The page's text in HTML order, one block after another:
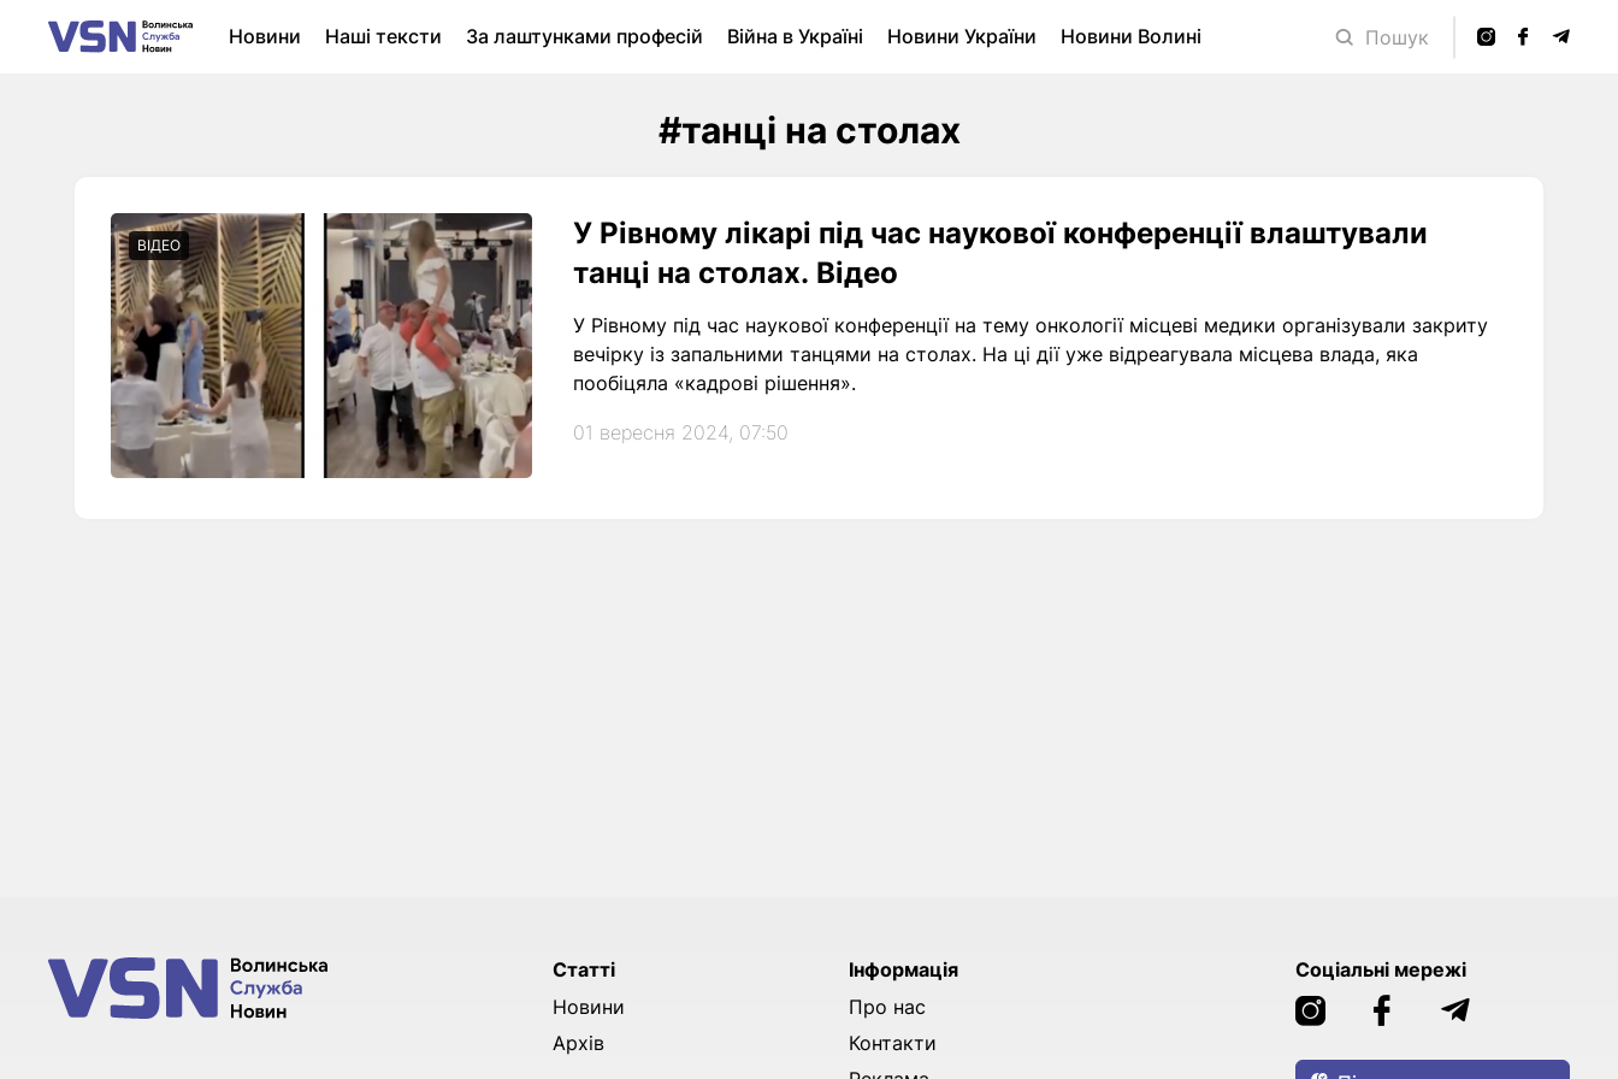
Новини Наші тексти За лаштунками професій Війна в Україні Новини України
Новини Волині
Пошук
#танці на столах
ВІДЕО
У Рівному лікарі під час наукової конференції влаштували
танці на столах. Відео
У Рівному під час наукової конференції на тему онкології місцеві медики організували закриту
вечірку із запальними танцями на столах. На ці дії уже відреагувала місцева влада, яка
пообіцяла «кадрові рішення».
01 вересня 2024, 07:50
Статті
Новини
Архів
Інформація
Про нас
Контакти
Соціальні мережі